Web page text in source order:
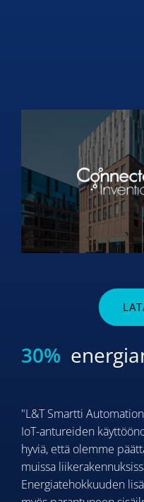
30%
"L&T Smartti
IoT-antureiden
hyviä, että olemme
muissa
Energiatehokkuuden